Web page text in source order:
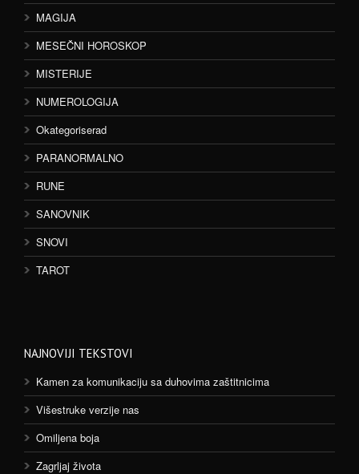
MAGIJA
MESEČNI HOROSKOP
MISTERIJE
NUMEROLOGIJA
Okategoriserad
PARANORMALNO
RUNE
SANOVNIK
SNOVI
TAROT
NAJNOVIJI TEKSTOVI
Kamen za komunikaciju sa duhovima zaštitnicima
Višestruke verzije nas
Omiljena boja
Zagrljaj života